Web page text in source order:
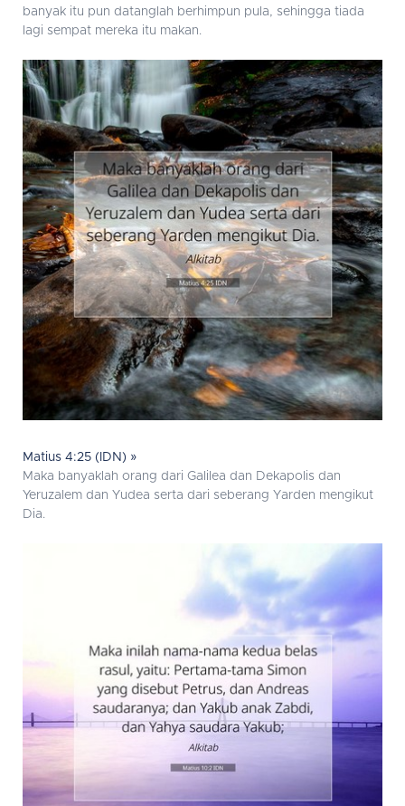
banyak itu pun datanglah berhimpun pula, sehingga tiada
lagi sempat mereka itu makan.
Matius 4:25 (IDN) »
Maka banyaklah orang dari Galilea dan Dekapolis dan
Yeruzalem dan Yudea serta dari seberang Yarden mengikut
Dia.